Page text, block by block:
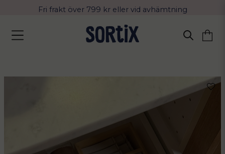
Fri frakt över 799 kr eller vid avhämtning
Leverans 2-4 arbetsdagar med Postnord